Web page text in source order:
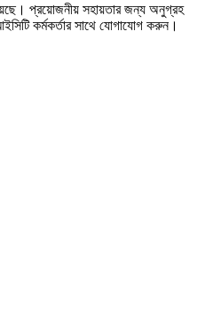
প্রয়োজনীয় সহায়তার জন্য অনুগ্রহ
কর্মকর্তার সাথে যোগাযোগ করুন।